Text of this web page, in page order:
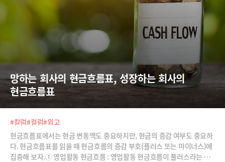
망하는 회사의 현금흐름표, 성장하는 회사의
현금흐름표
#칼럼#컬럼#외고
현금흐름표에서는 현금 변동액도 중요하지만, 현금의 증감 여부도 중요하
다. 현금흐름표를 읽을 때 현금흐름의 증감 부호(플러스 또는 마이너스)에
집중해 보자.① 영업활동 현금흐름 : 영업활동 현금흐름이 플러스라는 것